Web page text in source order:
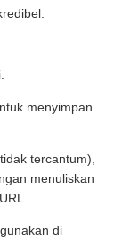
menyimpan
tercantum),
menuliskan
di